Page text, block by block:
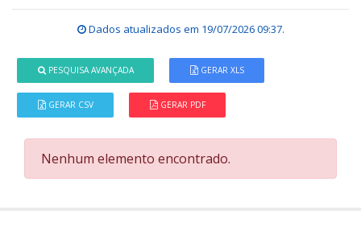
Dados atualizados em 19/07/2026 09:37.
PESQUISA AVANÇADA GERAR XLS
GERAR CSV GERAR PDF
Nenhum elemento encontrado.